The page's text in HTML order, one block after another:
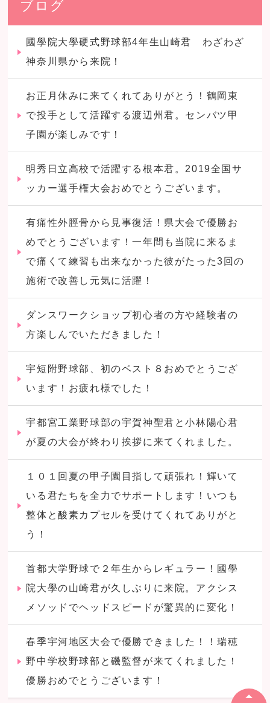
ブログ
國學院大學硬式野球部4年生山崎君 わざわざ
神奈川県から来院！
お正月休みに来てくれてありがとう！鶴岡東
で投手として活躍する渡辺州君。センバツ甲
子園が楽しみです！
明秀日立高校で活躍する根本君。2019全国サ
ッカー選手権大会おめでとうございます。
有痛性外脛骨から見事復活！県大会で優勝お
めでとうございます！一年間も当院に来るま
で痛くて練習も出来なかった彼がたった3回の
施術で改善し元気に活躍！
ダンスワークショップ初心者の方や経験者の
方楽しんでいただきました！
宇短附野球部、初のベスト８おめでとうござ
います！お疲れ様でした！
宇都宮工業野球部の宇賀神聖君と小林陽心君
が夏の大会が終わり挨拶に来てくれました。
１０１回夏の甲子園目指して頑張れ！輝いて
いる君たちを全力でサポートします！いつも
整体と酸素カプセルを受けてくれてありがと
う！
首都大学野球で２年生からレギュラー！國學
院大學の山崎君が久しぶりに来院。アクシス
メソッドでヘッドスピードが驚異的に変化！
春季宇河地区大会で優勝できました！！瑞穂
野中学校野球部と磯監督が来てくれました！
優勝おめでとうございます！